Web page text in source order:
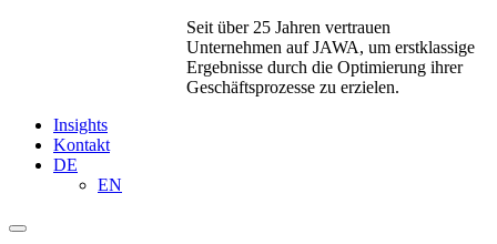
Seit über 25 Jahren vertrauen
Unternehmen auf JAWA, um erstklassige
Ergebnisse durch die Optimierung ihrer
Geschäftsprozesse zu erzielen.
Insights
Kontakt
DE
EN